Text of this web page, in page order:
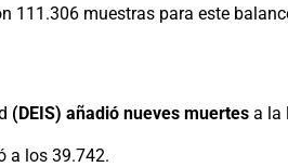
111.306 muestras para este
(DEIS) añadió nueves muertes a la
a los 39.742.